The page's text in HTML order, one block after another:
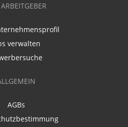
verwalten
AGBs